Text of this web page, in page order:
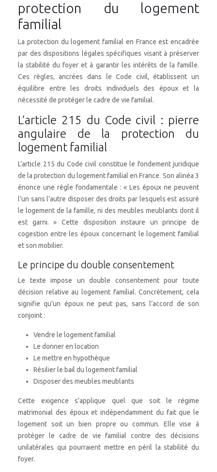
protection du logement
familial
La protection du logement familial en France est encadrée
par des dispositions légales spécifiques visant à préserver
la stabilité du foyer et à garantir les intérêts de la famille.
Ces règles, ancrées dans le Code civil, établissent un
équilibre entre les droits individuels des époux et la
nécessité de protéger le cadre de vie familial.
L’article 215 du Code civil : pierre
angulaire de la protection du
logement familial
L’article 215 du Code civil constitue le fondement juridique
de la protection du logement familial en France. Son alinéa 3
énonce une règle fondamentale : « Les époux ne peuvent
l’un sans l’autre disposer des droits par lesquels est assuré
le logement de la famille, ni des meubles meublants dont il
est garni. » Cette disposition instaure un principe de
cogestion entre les époux concernant le logement familial
et son mobilier.
Le principe du double consentement
Le texte impose un double consentement pour toute
décision relative au logement familial. Concrètement, cela
signifie qu’un époux ne peut pas, sans l’accord de son
conjoint :
Vendre le logement familial
Le donner en location
Le mettre en hypothèque
Résilier le bail du logement familial
Disposer des meubles meublants
Cette exigence s’applique quel que soit le régime
matrimonial des époux et indépendamment du fait que le
logement soit un bien propre ou commun. Elle vise à
protéger le cadre de vie familial contre des décisions
unilatérales qui pourraient mettre en péril la stabilité du
foyer.